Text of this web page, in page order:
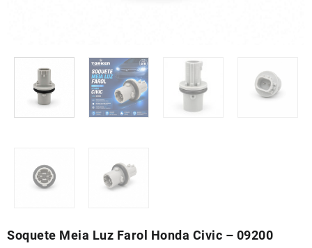
Soquete Meia Luz Farol Honda Civic – 09200